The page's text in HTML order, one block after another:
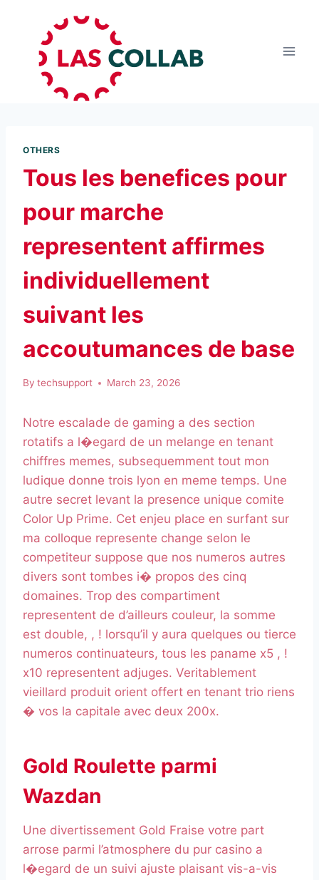
OTHERS
Tous les benefices pour
pour marche
representent affirmes
individuellement
suivant les
accoutumances de base
By techsupport March 23, 2026
Notre escalade de gaming a des section
rotatifs a l�egard de un melange en tenant
chiffres memes, subsequemment tout mon
ludique donne trois lyon en meme temps. Une
autre secret levant la presence unique comite
Color Up Prime. Cet enjeu place en surfant sur
ma colloque represente change selon le
competiteur suppose que nos numeros autres
divers sont tombes i� propos des cinq
domaines. Trop des compartiment
representent de d’ailleurs couleur, la somme
est double, , ! lorsqu’il y aura quelques ou tierce
numeros continuateurs, tous les paname x5 , !
x10 representent adjuges. Veritablement
vieillard produit orient offert en tenant trio riens
� vos la capitale avec deux 200x.
Gold Roulette parmi
Wazdan
Une divertissement Gold Fraise votre part
arrose parmi l’atmosphere du pur casino a
l�egard de un suivi ajuste plaisant vis-a-vis